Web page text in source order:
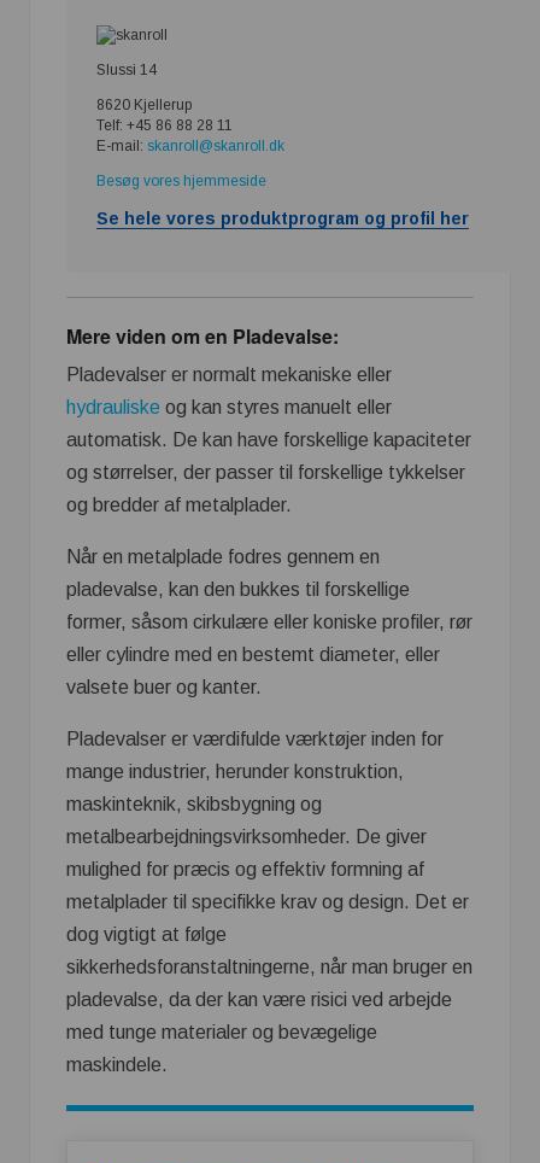
Slussi 14
8620 Kjellerup
Telf: +45 86 88 28 11
E-mail: skanroll@skanroll.dk
Besøg vores hjemmeside
Se hele vores produktprogram og profil her
Mere viden om en Pladevalse:
Pladevalser er normalt mekaniske eller
hydrauliske og kan styres manuelt eller
automatisk. De kan have forskellige kapaciteter
og størrelser, der passer til forskellige tykkelser
og bredder af metalplader.
Når en metalplade fodres gennem en
pladevalse, kan den bukkes til forskellige
former, såsom cirkulære eller koniske profiler, rør
eller cylindre med en bestemt diameter, eller
valsete buer og kanter.
Pladevalser er værdifulde værktøjer inden for
mange industrier, herunder konstruktion,
maskinteknik, skibsbygning og
metalbearbejdningsvirksomheder. De giver
mulighed for præcis og effektiv formning af
metalplader til specifikke krav og design. Det er
dog vigtigt at følge
sikkerhedsforanstaltningerne, når man bruger en
pladevalse, da der kan være risici ved arbejde
med tunge materialer og bevægelige
maskindele.